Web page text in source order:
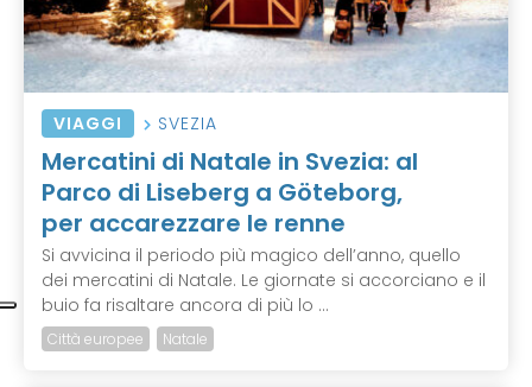
VIAGGI SVEZIA
Mercatini di Natale in Svezia: al
Parco di Liseberg a Göteborg,
per accarezzare le renne
Si avvicina il periodo più magico dell’anno, quello
dei mercatini di Natale. Le giornate si accorciano e il
buio fa risaltare ancora di più lo ...
Città europee Natale